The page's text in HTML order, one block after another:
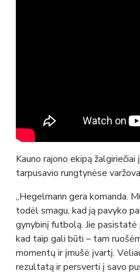
Kauno rajono ekipą
tarpusavio rungtynėse
„Hegelmann gera komanda.
todėl smagu, kad ją pavyko
gynybinį futbolą. Jie
kad taip gali būti – tam
momentų ir įmušė įvartį.
rezultatą ir persverti į savo